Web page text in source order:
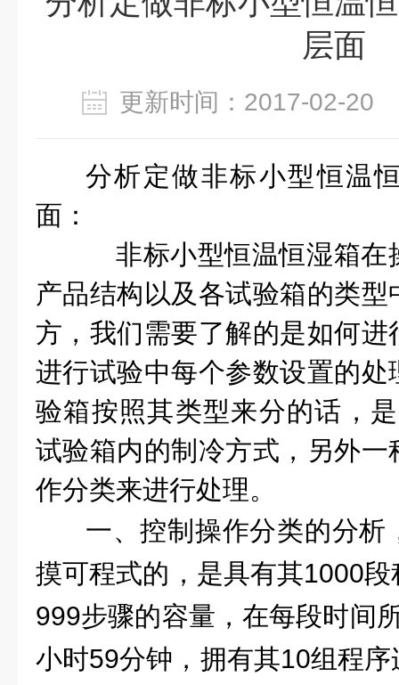
层面
更新时间：2017-02-
分析定做非标小型恒温
面：
非标小型恒温恒湿箱在
产品结构以及各试验箱的类
方，我们需要了解的是如何
进行试验中每个参数设置的
验箱按照其类型来分的话，
试验箱内的制冷方式，另外
作分类来进行处理。
一、控制操作分类的分析
摸可程式的，是具有其1000
999步骤的容量，在每段时间
小时59分钟，拥有其10组程